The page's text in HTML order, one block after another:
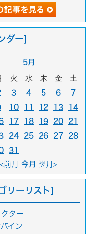
ダー]
5月
火 水 木 金 土
3 4 5 6
7
10 11 12 13
14
17 18 19 20
21
24 25 26 27
28
31
<前月 今月 翌月>
リーリスト]
クター
バイン